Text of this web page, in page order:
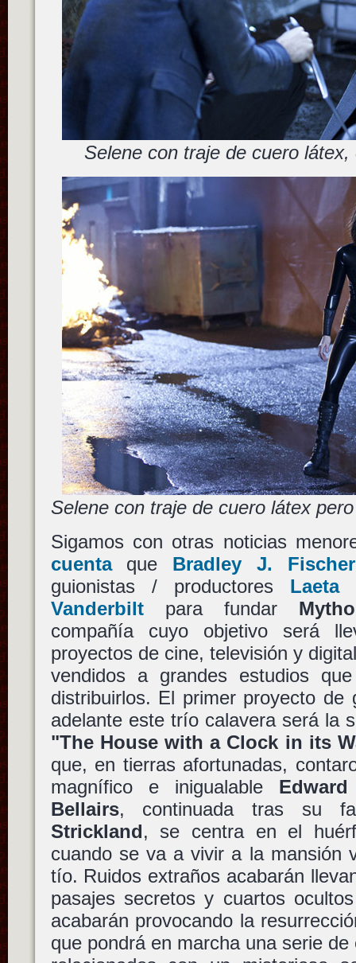
Selene con traje de cuero
Selene con traje de cuero látex
Sigamos con otras noticias
cuentaque Bradley J. Fischer
guionistas / productores Laeta
Vanderbiltpara fundar
compañía cuyo objetivo será
proyectos de cine, televisión y
vendidos a grandes estudios
distribuirlos. El primer proyecto de
adelante este trío calavera será la
"The House with a Clock in its
que, en tierras afortunadas,
magnífico e inigualable
Bellairs, continuada tras su
Strickland, se centra en el
cuando se va a vivir a la mansión
tío. Ruidos extraños acabarán
pasajes secretos y cuartos
acabarán provocando la
que pondrá en marcha una serie